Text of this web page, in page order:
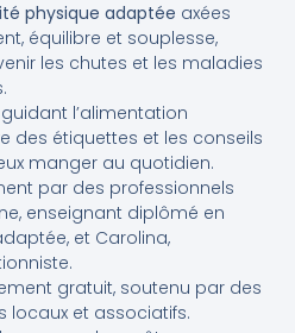
physique adaptée axées
équilibre et souplesse,
les chutes et les maladies
guidant l’alimentation
des étiquettes et les conseils
manger au quotidien.
par des professionnels
enseignant diplômé en
et Carolina,
gratuit, soutenu par des
locaux et associatifs.